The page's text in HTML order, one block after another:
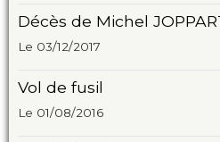
Décès de Michel
Le 03/12/2017
Vol de fusil
Le 01/08/2016